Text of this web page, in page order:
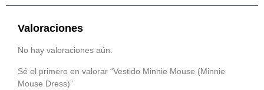
Valoraciones
No hay valoraciones aún.
Sé el primero en valorar “Vestido Minnie Mouse (Minnie
Mouse Dress)”